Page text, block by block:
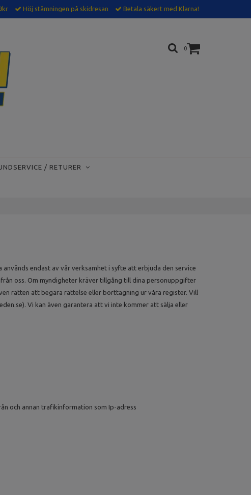
Höj stämningen på skidresan Betala säkert med Klarna!
0
/ RETURER
endast av vår verksamhet i syfte att erbjuda den service
oss. Om myndigheter kräver tillgång till dina personuppgifter
rätten att begära rättelse eller borttagning ur våra register. Vill
). Vi kan även garantera att vi inte kommer att sälja eller
och annan trafikinformation som Ip-adress